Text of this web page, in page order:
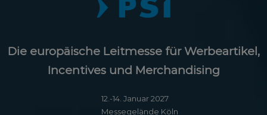
Die europäische Leitmesse für Werbeartikel,
Incentives und Merchandising
12.-14. Januar 2027
Messegelände Köln